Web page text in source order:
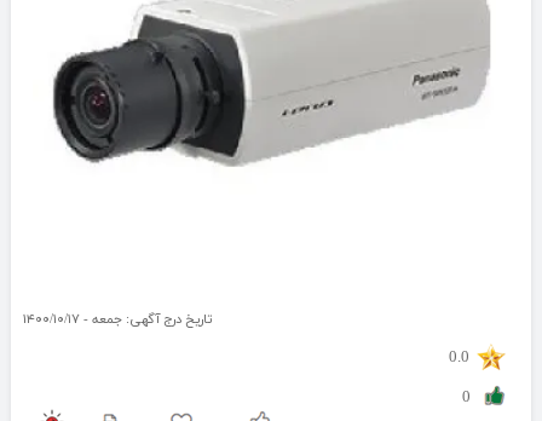
تاریخ درج آگهی: جمعه - ۱۴۰۰/۱۰/۱۷
0.0
0